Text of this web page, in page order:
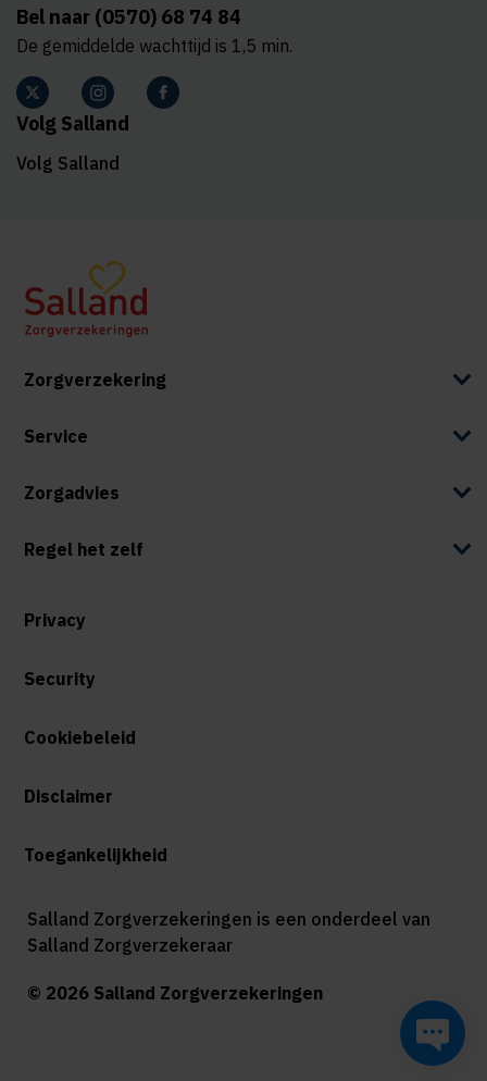
Bel naar (0570) 68 74 84
De gemiddelde wachttijd is 1,5 min.
Volg Salland
Volg Salland
Zorgverzekering
Service
Zorgadvies
Regel het zelf
Privacy
Security
Cookiebeleid
Disclaimer
Toegankelijkheid
Salland Zorgverzekeringen is een onderdeel van
Salland Zorgverzekeraar
© 2026 Salland Zorgverzekeringen